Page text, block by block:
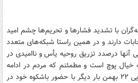
با تشدید فشارها و تحریم‌ها چشم امید
دارند و در همین راستا شبکه‌های متعدد
آنها درصدد تزریق روحیه یأس و ناامیدی در
پوچ است و مطمئنم که مردم در ادامه
حضور پرشور خود در راهپیمایی ۲۲ بهمن بار دیگر با حضور باشکوه خود در